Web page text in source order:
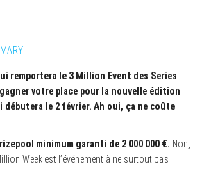
remportera le 3 Million Event des Series
votre place pour la nouvelle édition
débutera le 2 février. Ah oui, ça ne coûte
minimum garanti de 2 000 000 €. Non,
Week est l’événement à ne surtout pas